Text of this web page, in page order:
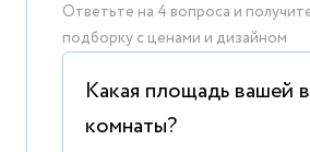
Ответьте на 4 вопроса и
подборку с ценами и дизайном
Какая площадь вашей
комнаты?